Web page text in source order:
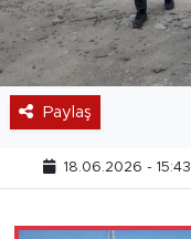
Paylaş
18.06.2026 - 15:43